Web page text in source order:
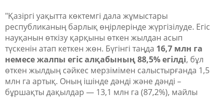
"Қазіргі уақытта көктемгі дала жұмыстары
республиканың барлық өңірлерінде жүргізілуде. Егіс
науқанын өткізу қарқыны өткен жылдан асып
түскенін атап кеткен жөн. Бүгінгі таңда 16,7 млн га
немесе жалпы егіс алқабының 88,5% егілді, бұл
өткен жылдың сәйкес мерзімімен салыстырғанда 1,5
млн га артық. Оның ішінде дәнді және дәнді –
бұршақты дақылдар — 13,1 млн га (87,2%), майлы